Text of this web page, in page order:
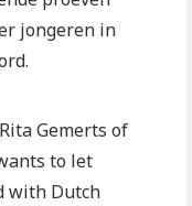
jongeren in
Gemerts of
to let
with Dutch